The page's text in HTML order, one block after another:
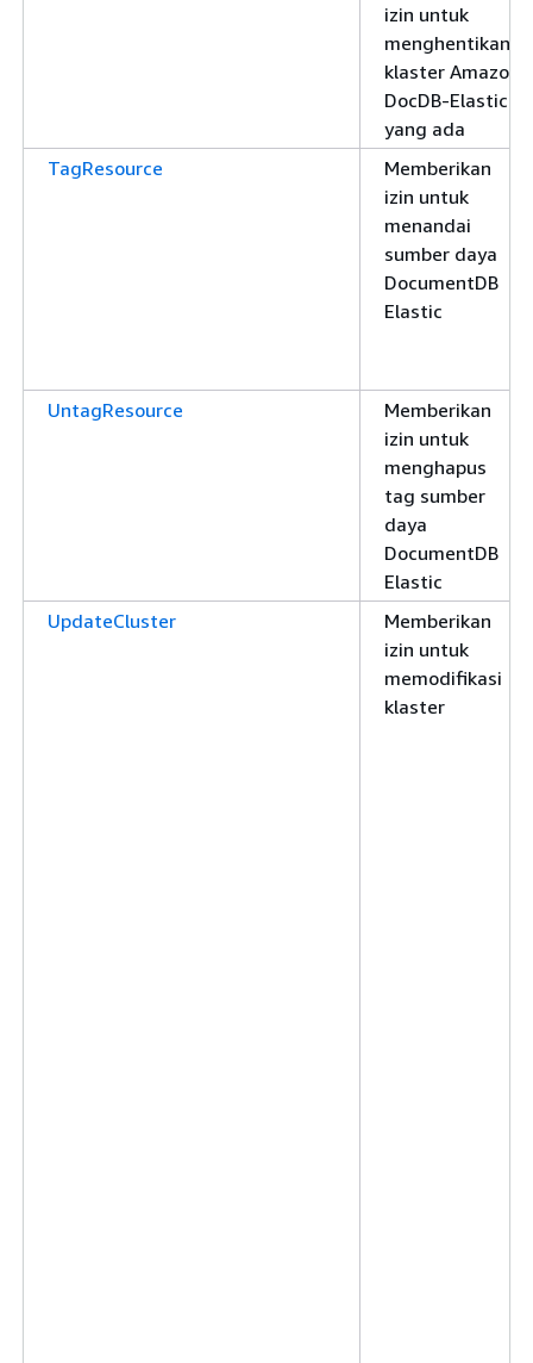
izin untuk
menghentikan
klaster Amazon
DocDB-Elastic
yang ada
TagResource
Memberikan
izin untuk
menandai
sumber daya
DocumentDB
Elastic
UntagResource
Memberikan
izin untuk
menghapus
tag sumber
daya
DocumentDB
Elastic
UpdateCluster
Memberikan
izin untuk
memodifikasi
klaster